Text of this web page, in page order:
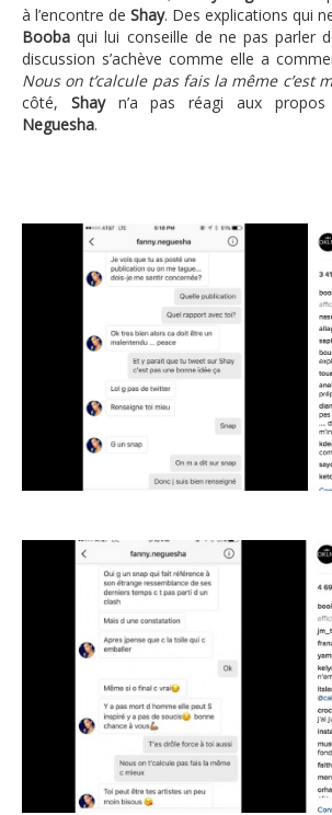
à l’encontre de Shay. Des explications qui
Booba qui lui conseille de ne pas parler
discussion s’achève comme elle a
Nous on t’calcule pas fais la même c’est
côté, Shayn’a pas réagi aux
Neguesha.